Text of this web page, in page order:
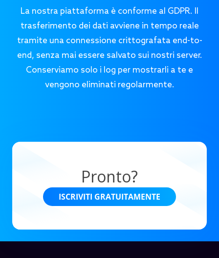
La nostra piattaforma è conforme al GDPR. Il
trasferimento dei dati avviene in tempo reale
tramite una connessione crittografata end-to-
end, senza mai essere salvato sui nostri server.
Conserviamo solo i log per mostrarli a te e
vengono eliminati regolarmente.
Pronto?
ISCRIVITI GRATUITAMENTE